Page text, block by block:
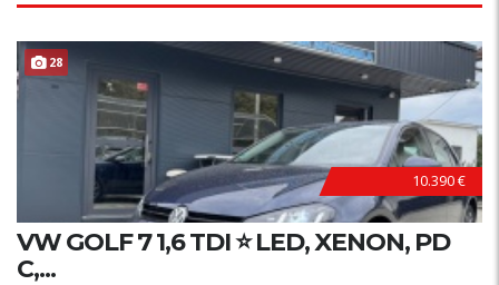
28
10.390 €
VW GOLF 7 1,6 TDI ⭐ LED, XENON, PD
C,...